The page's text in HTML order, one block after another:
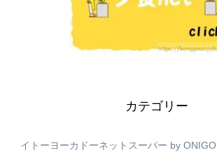
カテゴリー
イトーヨーカドーネットスーパー by ONIGO